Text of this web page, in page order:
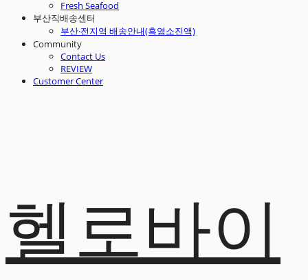
Fresh Seafood
부산직배송센터
부산·전지역 배송안내(흑염소진액)
Community
Contact Us
REVIEW
Customer Center
헬로바이